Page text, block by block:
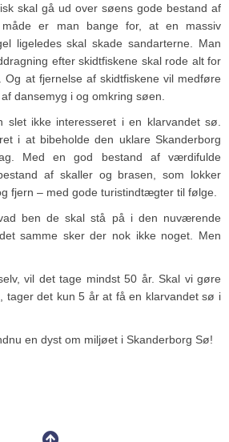
skal gå ud over søens gode bestand af
måde er man bange for, at en massiv
ligeledes skal skade sandarterne. Man
efter skidtfiskene skal rode alt for
at fjernelse af skidtfiskene vil medføre
dansemyg i og omkring søen.
ikke interesseret i en klarvandet sø.
i at bibeholde den uklare Skanderborg
Med en god bestand af værdifulde
af skaller og brasen, som lokker
fjern – med gode turistindtægter til følge.
ben de skal stå på i den nuværende
samme sker der nok ikke noget. Men
vil det tage mindst 50 år. Skal vi gøre
tager det kun 5 år at få en klarvandet sø i
en dyst om miljøet i Skanderborg Sø!